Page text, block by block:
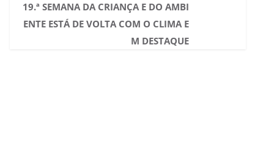
19.ª SEMANA DA CRIANÇA E DO AMBI
ENTE ESTÁ DE VOLTA COM O CLIMA E
M DESTAQUE